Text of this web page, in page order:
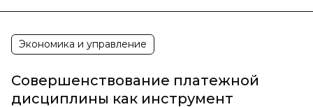
Экономика и управление
Совершенствование платежной
дисциплины как инструмент